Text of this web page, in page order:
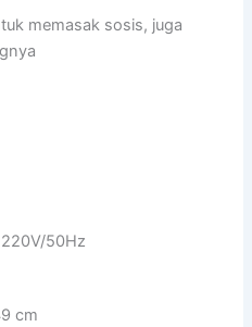
memasak sosis, juga
50Hz
cm